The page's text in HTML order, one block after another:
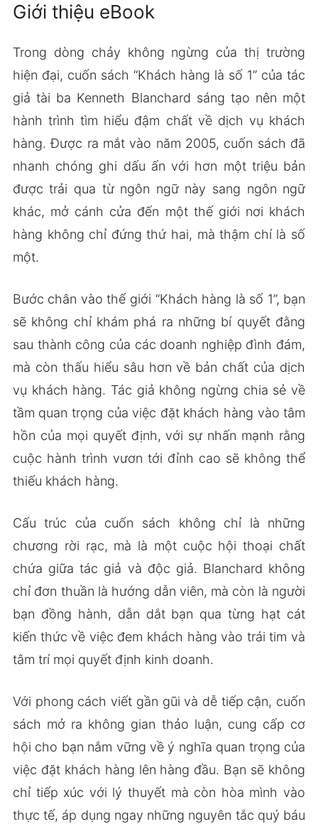
Giới thiệu eBook
Trong dòng chảy không ngừng của thị trường
hiện đại, cuốn sách “Khách hàng là số 1” của tác
giả tài ba Kenneth Blanchard sáng tạo nên một
hành trình tìm hiểu đậm chất về dịch vụ khách
hàng. Được ra mắt vào năm 2005, cuốn sách đã
nhanh chóng ghi dấu ấn với hơn một triệu bản
được trải qua từ ngôn ngữ này sang ngôn ngữ
khác, mở cánh cửa đến một thế giới nơi khách
hàng không chỉ đứng thứ hai, mà thậm chí là số
một.
Bước chân vào thế giới “Khách hàng là số 1”, bạn
sẽ không chỉ khám phá ra những bí quyết đằng
sau thành công của các doanh nghiệp đình đám,
mà còn thấu hiểu sâu hơn về bản chất của dịch
vụ khách hàng. Tác giả không ngừng chia sẻ về
tầm quan trọng của việc đặt khách hàng vào tâm
hồn của mọi quyết định, với sự nhấn mạnh rằng
cuộc hành trình vươn tới đỉnh cao sẽ không thể
thiếu khách hàng.
Cấu trúc của cuốn sách không chỉ là những
chương rời rạc, mà là một cuộc hội thoại chất
chứa giữa tác giả và độc giả. Blanchard không
chỉ đơn thuần là hướng dẫn viên, mà còn là người
bạn đồng hành, dẫn dắt bạn qua từng hạt cát
kiến thức về việc đem khách hàng vào trái tim và
tâm trí mọi quyết định kinh doanh.
Với phong cách viết gần gũi và dễ tiếp cận, cuốn
sách mở ra không gian thảo luận, cung cấp cơ
hội cho bạn nắm vững về ý nghĩa quan trọng của
việc đặt khách hàng lên hàng đầu. Bạn sẽ không
chỉ tiếp xúc với lý thuyết mà còn hòa mình vào
thực tế, áp dụng ngay những nguyên tắc quý báu